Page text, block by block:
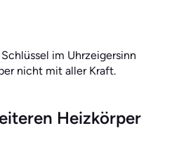
im Uhrzeigersinn
nicht mit aller Kraft.
Heizkörper